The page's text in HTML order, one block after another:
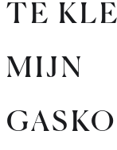
TE
MIJN